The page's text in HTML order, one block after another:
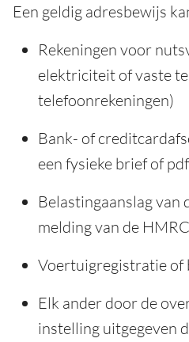
Een geldig adresbewijs
Rekeningen voor
elektriciteit of vaste
telefoonrekeningen)
Bank- of
een fysieke brief of
Belastingaanslag van
melding van de HMRC
Voertuigregistratie of
Elk ander door de
instelling uitgegeven